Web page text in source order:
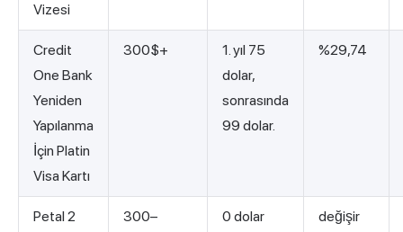
Vizesi
Credit
One Bank
Yeniden
Yapılanma
İçin Platin
Visa Kartı
300$+
1. yıl 75
dolar,
sonrasında
99 dolar.
%29,74
Petal 2
300–
0 dolar değişir